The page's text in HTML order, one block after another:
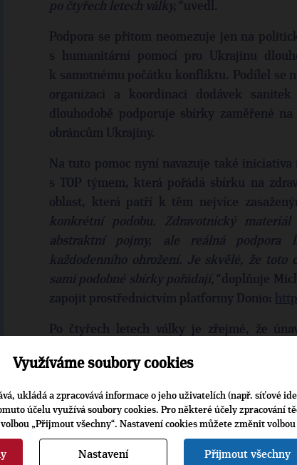
po čtyřech letech války,“uvedl.
Podpora se přitom neomezuje jen na
s humanitární pomocí pro Ukrajinu
k samotnému počátku konfliktu. Podílel se
organizaci a koordinaci dodávek
dlouhodobě podporuje sbírky zaměřené
obráncům Ukrajiny.
Na tuto pomoc nyní navazuje také
s TOP týmem, která pořádá sbírku na
oblast, která patří k těm nejvíce
konkrétní podobu. Zdravotnický
abstraktní pojmy, ale reálná
každodenního ohrožení. Je skvělé, že
sami podobné sbírky pořádají,“doplňuje
zapojit prostřednictvím platformy Donio:
Po čtyřech letech války je zřejmé, že
nebezpečné jako otevřená agrese.
důležité nejen kvůli minulosti, ale
mír může vzniknout jen tehdy, pokud
nestojí sama – a TOP 09 dává jasně najevo,
MICHAL SLÁMA
Využíváme soubory cookies
ukládá a zpracovává informace o jeho uživatelích (např. síťové
účelu využívá soubory cookies. Pro některé účely zpracování
„Přijmout všechny“. Nastavení cookies můžete změnit volbou
Nastavení Přijmout všechny